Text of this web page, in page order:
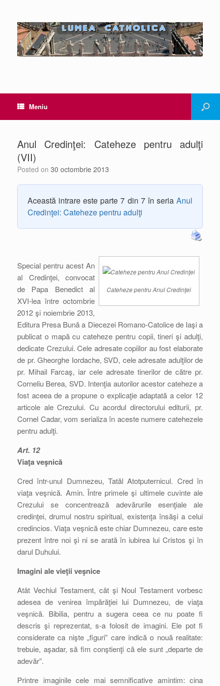
Meniu
Anul Credinţei: Cateheze pentru adulţi
(VII)
Posted on 30 octombrie 2013
Această intrare este parte 7 din 7 în seria Anul
Credinţei: Cateheze pentru adulţi
Cateheze pentru Anul Credinţei
Special pentru acest An
al Credinţei, convocat
de Papa Benedict al
XVI-lea între octombrie
2012 şi noiembrie 2013,
Editura Presa Bună a Diecezei Romano-Catolice de Iaşi a
publicat o mapă cu cateheze pentru copii, tineri şi adulţi,
dedicate Crezului. Cele adresate copiilor au fost elaborate
de pr. Gheorghe Iordache, SVD, cele adresate adulţilor de
pr. Mihail Farcaş, iar cele adresate tinerilor de către pr.
Corneliu Berea, SVD. Intenţia autorilor acestor cateheze a
fost aceea de a propune o explicaţie adaptată a celor 12
articole ale Crezului. Cu acordul directorului editurii, pr.
Cornel Cadar, vom serializa în aceste numere catehezele
pentru adulţi.
Art. 12
Viaţa veşnică
Cred într-unul Dumnezeu, Tatăl Atotputernicul. Cred în
viaţa veşnică. Amin. Între primele şi ultimele cuvinte ale
Crezului se concentrează adevărurile esenţiale ale
credinţei, drumul nostru spiritual, existenţa însăşi a celui
credincios. Viaţa veşnică este chiar Dumnezeu, care este
prezent între noi şi ni se arată în iubirea lui Cristos şi în
darul Duhului.
Imagini ale vieţii veşnice
Atât Vechiul Testament, cât şi Noul Testament vorbesc
adesea de venirea împărăţiei lui Dumnezeu, de viaţa
veşnică. Bibilia, pentru a sugera ceea ce nu poate fi
descris şi reprezentat, s-a folosit de imagini. Ele pot fi
considerate ca nişte „figuri” care indică o nouă realitate:
trebuie, aşadar, să fim conştienţi că ele sunt „departe de
adevăr”.
Printre imaginile cele mai semnificative amintim: cina